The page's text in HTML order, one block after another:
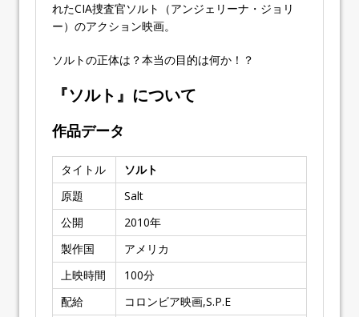
れたCIA捜査官ソルト（アンジェリーナ・ジョリ
ー）のアクション映画。
ソルトの正体は？本当の目的は何か！？
『ソルト』について
作品データ
タイトル
ソルト
原題
Salt
公開
2010年
製作国
アメリカ
上映時間
100分
配給
コロンビア映画,S.P.E